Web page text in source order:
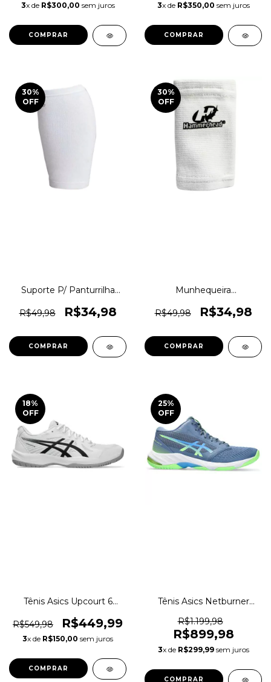
3x de R$300,00 sem juros
COMPRAR
3x de R$350,00 sem juros
COMPRAR
30%
OFF
Suporte P/ Panturrilha
Gear Linha Elástica
Original 1magnus
R$49,98 R$34,98
COMPRAR
30%
OFF
Munhequeira
Gear Linha Elástica
Original 1magnus
R$49,98 R$34,98
COMPRAR
18%
OFF
Tênis Asics Upcourt 6
1magnus
R$549,98 R$449,99
3x de R$150,00 sem juros
COMPRAR
25%
OFF
Tênis Asics Netburner
Indoor Original 1magnus
R$1.199,98
R$899,98
3x de R$299,99sem juros
COMPRAR